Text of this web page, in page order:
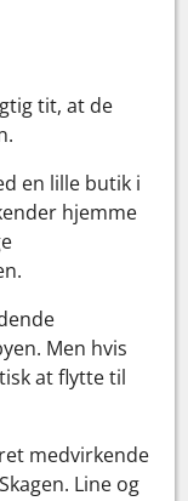
tit, at de
en lille butik i
hjemme
Men hvis
at flytte til
medvirkende
Line og